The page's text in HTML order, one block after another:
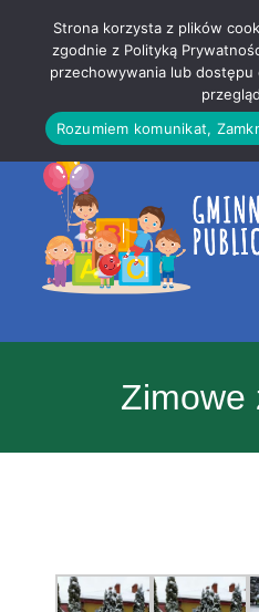
treści
strony
Zimowe
Strona korzysta z plików
zgodnie z Polityką
przechowywania lub
Rozumiem komunikat,